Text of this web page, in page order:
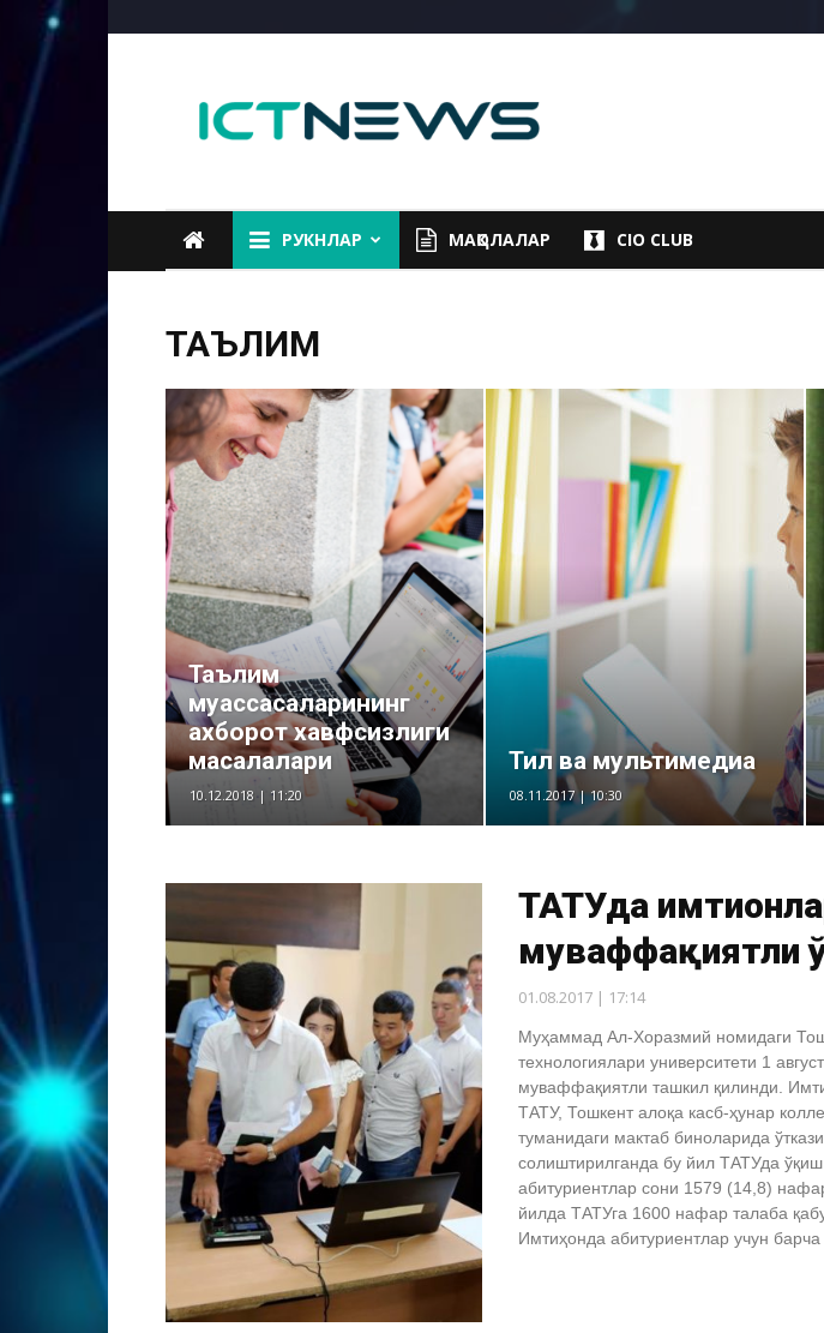
РУКНЛАР МАҚОЛАЛАР CIO CLUB
ТАЪЛИМ
Таълим
муассасаларининг
ахборот хавфсизлиги
масалалари
10.12.2018 | 11:20
Тил ва мультимедиа
08.11.2017 | 10:30
ТАТУда
муваффақиятли
01.08.2017 | 17:14
Муҳаммад Ал-Хоразмий номидаги
технологиялари университети 1
муваффақиятли ташкил қилинди.
ТАТУ, Тошкент алоқа касб-ҳунар
туманидаги мактаб биноларида
солиштирилганда бу йил ТАТУда ўқиш
абитуриентлар сони 1579 (14,8)
йилда ТАТУга 1600 нафар талаба
Имтиҳонда абитуриентлар учун